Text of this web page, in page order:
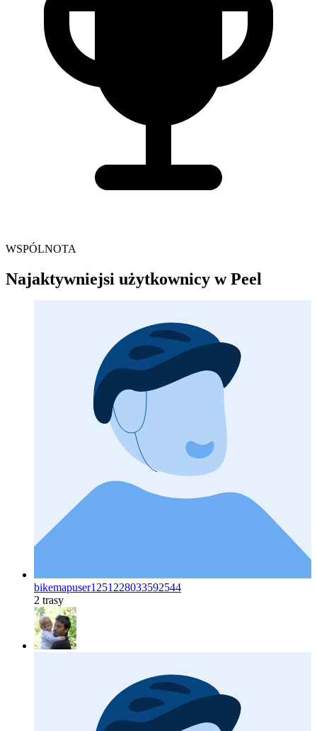
WSPÓLNOTA
Najaktywniejsi użytkownicy w Peel
bikemapuser1251228033592544
2 trasy